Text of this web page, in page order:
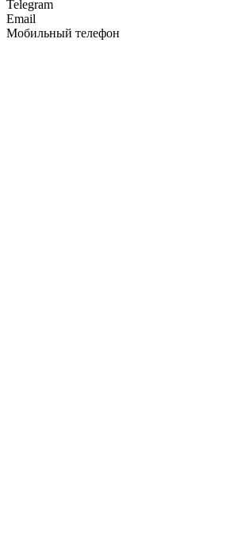
Telegram
Email
Мобильный телефон